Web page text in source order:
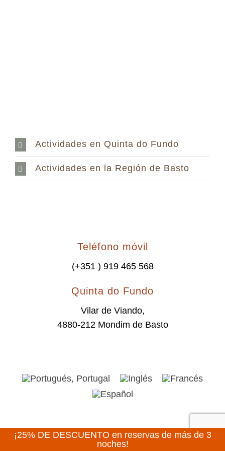
Actividades en Quinta do Fundo
Actividades en la Región de Basto
Teléfono móvil
(+351 ) 919 465 568
Quinta do Fundo
Vilar de Viando,
4880-212 Mondim de Basto
¡25% DE DESCUENTO en reservas de más de 3
noches!